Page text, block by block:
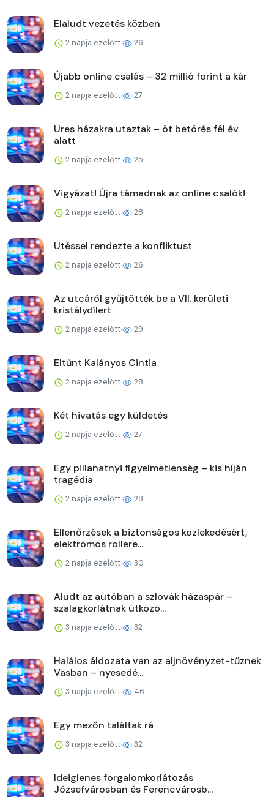
Elaludt vezetés közben
2 napja ezelőtt 26
Újabb online csalás – 32 millió forint a kár
2 napja ezelőtt 27
Üres házakra utaztak – öt betörés fél év
alatt
2 napja ezelőtt 25
Vigyázat! Újra támadnak az online csalók!
2 napja ezelőtt 28
Ütéssel rendezte a konfliktust
2 napja ezelőtt 26
Az utcáról gyűjtötték be a VII. kerületi
kristálydílert
2 napja ezelőtt 29
Eltűnt Kalányos Cintia
2 napja ezelőtt 28
Két hivatás egy küldetés
2 napja ezelőtt 27
Egy pillanatnyi figyelmetlenség – kis híján
tragédia
2 napja ezelőtt 28
Ellenőrzések a biztonságos közlekedésért,
elektromos rollere...
2 napja ezelőtt 30
Aludt az autóban a szlovák házaspár –
szalagkorlátnak ütközö...
3 napja ezelőtt 32
Halálos áldozata van az aljnövényzet-tűznek
Vasban – nyesedé...
3 napja ezelőtt 46
Egy mezőn találtak rá
3 napja ezelőtt 32
Ideiglenes forgalomkorlátozás
Józsefvárosban és Ferencvárosb...